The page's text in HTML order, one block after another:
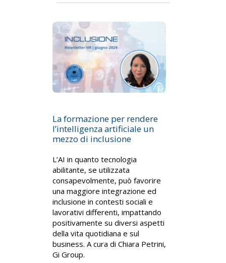
La formazione per rendere
l’intelligenza artificiale un
mezzo di inclusione
L’AI in quanto tecnologia
abilitante, se utilizzata
consapevolmente, può favorire
una maggiore integrazione ed
inclusione in contesti sociali e
lavorativi differenti, impattando
positivamente su diversi aspetti
della vita quotidiana e sul
business. A cura di Chiara Petrini,
Gi Group.